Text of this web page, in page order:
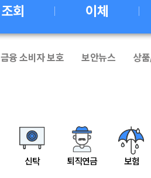
조회 이체
금융 소비자 보호 보안뉴스 상
신탁 퇴직연금 보험